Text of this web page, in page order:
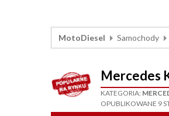
MotoDiesel Samochody
Mercedes
KATEGORIA:
OPUBLIKOWANE 9